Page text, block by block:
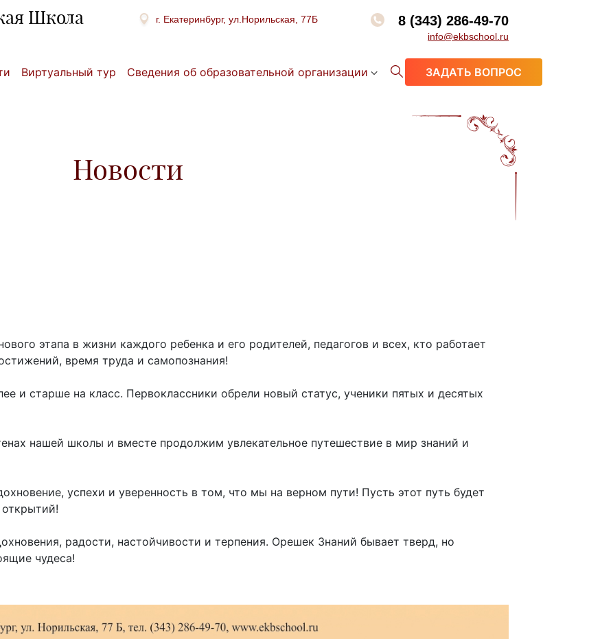
Школа г. Екатеринбург, ул.Норильская, 77Б 8 (343) 286-49-70
info@ekbschool.ru
Виртуальный тур Сведения об образовательной организации ЗАДАТЬ ВОПРОС
Новости
этапа в жизни каждого ребенка и его родителей, педагогов и всех, кто работает
время труда и самопознания!
и старше на класс. Первоклассники обрели новый статус, ученики пятых и десятых
нашей школы и вместе продолжим увлекательное путешествие в мир знаний и
успехи и уверенность в том, что мы на верном пути! Пусть этот путь будет
радости, настойчивости и терпения. Орешек Знаний бывает тверд, но
чудеса!